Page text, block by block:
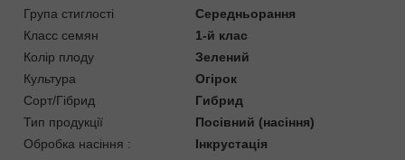
Група стиглості
Середньорання
Класс семян
1-й клас
Колір плоду
Зелений
Культура
Огірок
Сорт/Гібрид
Гибрид
Тип продукції
Посівний (насіння)
Обробка насіння :
Інкрустація